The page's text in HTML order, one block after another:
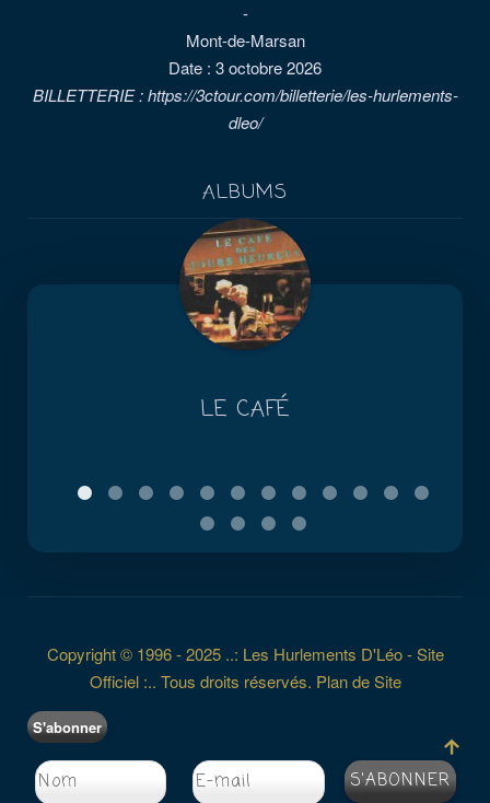
-
Mont-de-Marsan
Date : 3 octobre 2026
BILLETTERIE : https://3ctour.com/billetterie/les-hurlements-
dleo/
ALBUMS
LE CAFÉ
Copyright © 1996 - 2025 ..: Les Hurlements D'Léo - Site
Officiel :.. Tous droits réservés. Plan de Site
S'abonner